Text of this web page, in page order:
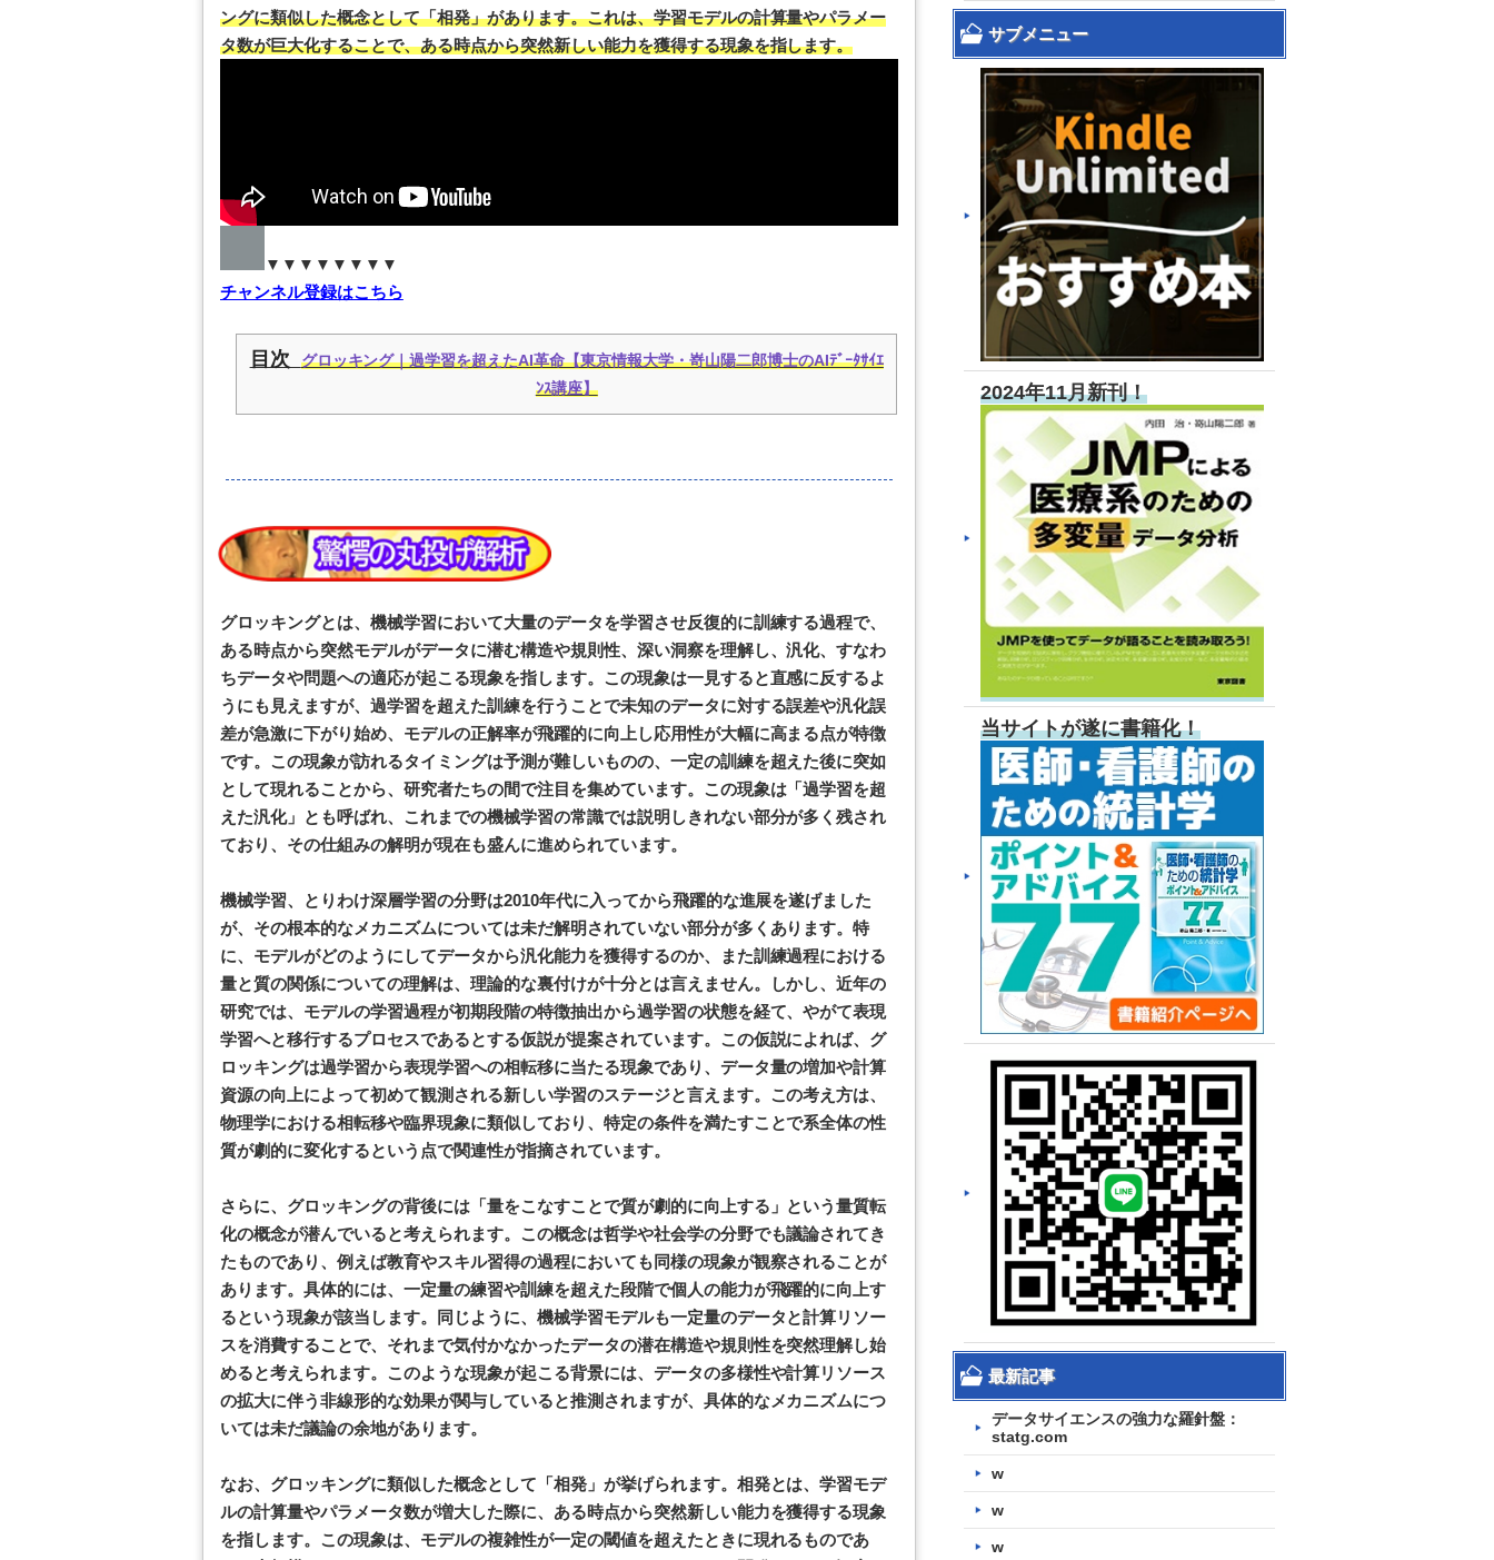
ングに類似した概念として「相発」があります。これは、学習モデルの計算量やパラメー
タ数が巨大化することで、ある時点から突然新しい能力を獲得する現象を指します。
▼▼▼▼▼▼▼▼
チャンネル登録はこちら
目次
グロッキング｜過学習を超えたAI革命【東京情報大学・嵜山陽二郎博士のAIﾃﾞｰﾀｻｲｴ
ﾝｽ講座】
グロッキングとは、機械学習において大量のデータを学習させ反復的に訓練する過程で、
ある時点から突然モデルがデータに潜む構造や規則性、深い洞察を理解し、汎化、すなわ
ちデータや問題への適応が起こる現象を指します。この現象は一見すると直感に反するよ
うにも見えますが、過学習を超えた訓練を行うことで未知のデータに対する誤差や汎化誤
差が急激に下がり始め、モデルの正解率が飛躍的に向上し応用性が大幅に高まる点が特徴
です。この現象が訪れるタイミングは予測が難しいものの、一定の訓練を超えた後に突如
として現れることから、研究者たちの間で注目を集めています。この現象は「過学習を超
えた汎化」とも呼ばれ、これまでの機械学習の常識では説明しきれない部分が多く残され
ており、その仕組みの解明が現在も盛んに進められています。
機械学習、とりわけ深層学習の分野は2010年代に入ってから飛躍的な進展を遂げました
が、その根本的なメカニズムについては未だ解明されていない部分が多くあります。特
に、モデルがどのようにしてデータから汎化能力を獲得するのか、また訓練過程における
量と質の関係についての理解は、理論的な裏付けが十分とは言えません。しかし、近年の
研究では、モデルの学習過程が初期段階の特徴抽出から過学習の状態を経て、やがて表現
学習へと移行するプロセスであるとする仮説が提案されています。この仮説によれば、グ
ロッキングは過学習から表現学習への相転移に当たる現象であり、データ量の増加や計算
資源の向上によって初めて観測される新しい学習のステージと言えます。この考え方は、
物理学における相転移や臨界現象に類似しており、特定の条件を満たすことで系全体の性
質が劇的に変化するという点で関連性が指摘されています。
さらに、グロッキングの背後には「量をこなすことで質が劇的に向上する」という量質転
化の概念が潜んでいると考えられます。この概念は哲学や社会学の分野でも議論されてき
たものであり、例えば教育やスキル習得の過程においても同様の現象が観察されることが
あります。具体的には、一定量の練習や訓練を超えた段階で個人の能力が飛躍的に向上す
るという現象が該当します。同じように、機械学習モデルも一定量のデータと計算リソー
スを消費することで、それまで気付かなかったデータの潜在構造や規則性を突然理解し始
めると考えられます。このような現象が起こる背景には、データの多様性や計算リソース
の拡大に伴う非線形的な効果が関与していると推測されますが、具体的なメカニズムにつ
いては未だ議論の余地があります。
なお、グロッキングに類似した概念として「相発」が挙げられます。相発とは、学習モデ
ルの計算量やパラメータ数が増大した際に、ある時点から突然新しい能力を獲得する現象
を指します。この現象は、モデルの複雑性が一定の閾値を超えたときに現れるものであ
サブメニュー
2024年11月新刊！
当サイトが遂に書籍化！
最新記事
データサイエンスの強力な羅針盤：
statg.com
w
w
w